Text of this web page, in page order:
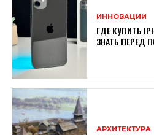
ИННОВАЦИИ
ГДЕ КУПИТЬ
ЗНАТЬ ПЕРЕД
АРХИТЕКТУРА